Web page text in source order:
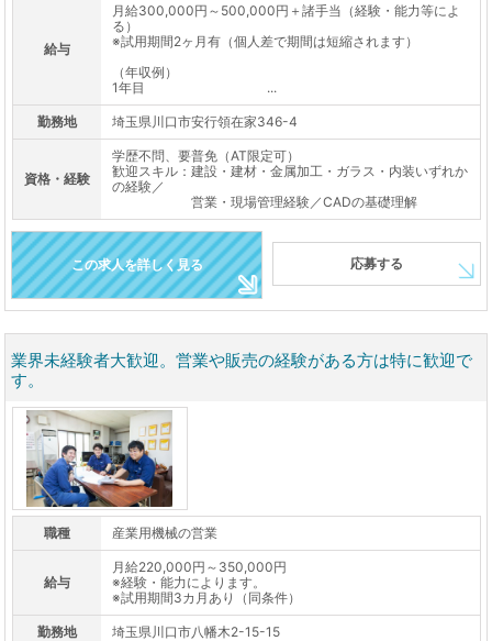
給与
月給300,000円～500,000円＋諸手当（経験・能力等によ
る）
※試用期間2ヶ月有（個人差で期間は短縮されます）
（年収例）
1年目 ...
勤務地 埼玉県川口市安行領在家346-4
資格・経験
学歴不問、要普免（AT限定可）
歓迎スキル：建設・建材・金属加工・ガラス・内装いずれか
の経験／
営業・現場管理経験／CADの基礎理解
この求人を詳しく見る 応募する
業界未経験者大歓迎。営業や販売の経験がある方は特に歓迎で
す。
職種 産業用機械の営業
給与
月給220,000円～350,000円
※経験・能力によります。
※試用期間3カ月あり（同条件）
勤務地 埼玉県川口市八幡木2-15-15